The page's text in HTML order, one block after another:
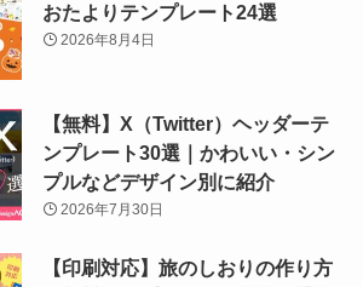
おたよりテンプレート24選
2026年8月4日
【無料】X（Twitter）ヘッダーテ
ンプレート30選｜かわいい・シン
プルなどデザイン別に紹介
2026年7月30日
【印刷対応】旅のしおりの作り方